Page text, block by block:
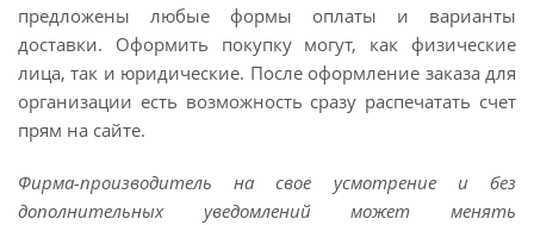
предложены любые формы оплаты и варианты
доставки. Оформить покупку могут, как физические
лица, так и юридические. После оформление заказа для
организации есть возможность сразу распечатать счет
прям на сайте.
Фирма-производитель на свое усмотрение и без
дополнительных уведомлений может менять